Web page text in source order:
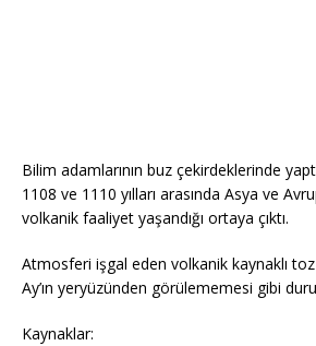
Bilim adamlarının buz çekirdeklerinde
1108 ve 1110 yılları arasında Asya ve
volkanik faaliyet yaşandığı ortaya çıktı.
Atmosferi işgal eden volkanik kaynaklı
Ay’ın yeryüzünden görülememesi gibi
Kaynaklar: